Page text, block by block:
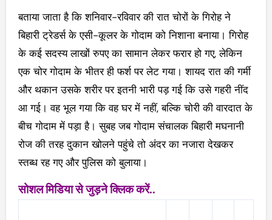
बताया जाता है कि शनिवार-रविवार की रात चोरों के गिरोह ने
बिहारी ट्रेडर्स के एसी-कूलर के गोदाम को निशाना बनाया। गिरोह
के कई सदस्य लाखों रुपए का सामान लेकर फरार हो गए, लेकिन
एक चोर गोदाम के भीतर ही फर्श पर लेट गया। शायद रात की गर्मी
और थकान उसके शरीर पर इतनी भारी पड़ गई कि उसे गहरी नींद
आ गई। वह भूल गया कि वह घर में नहीं, बल्कि चोरी की वारदात के
बीच गोदाम में पड़ा है। सुबह जब गोदाम संचालक बिहारी मघनानी
रोज की तरह दुकान खोलने पहुंचे तो अंदर का नजारा देखकर
स्तब्ध रह गए और पुलिस को बुलाया।
सोशल मिडिया से जुड़ने क्लिक करें..